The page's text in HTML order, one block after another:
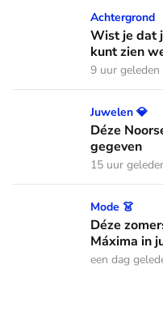
Wist je dat je aan de
Achtergrond
Wist je dat
kunt zien
9 uur geleden
Déze Noorse tiara werd
Juwelen 💎
Déze
gegeven
15 uur
Déze zomerse outfits
Mode 👗
Déze
Máxima in
een dag